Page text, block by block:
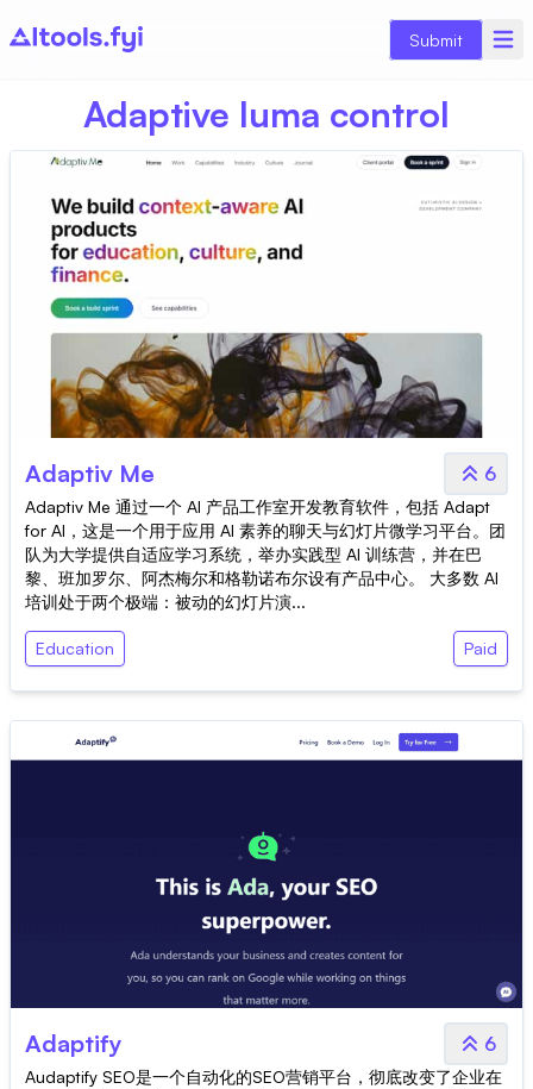
Submit
Adaptive luma control
Adaptiv Me 6
Adaptiv Me 通过一个 AI 产品工作室开发教育软件，包括 Adapt
for AI，这是一个用于应用 AI 素养的聊天与幻灯片微学习平台。团
队为大学提供自适应学习系统，举办实践型 AI 训练营，并在巴
黎、班加罗尔、阿杰梅尔和格勒诺布尔设有产品中心。 大多数 AI
培训处于两个极端：被动的幻灯片演...
Education Paid
Adaptify 6
Audaptify SEO是一个自动化的SEO营销平台，彻底改变了企业在